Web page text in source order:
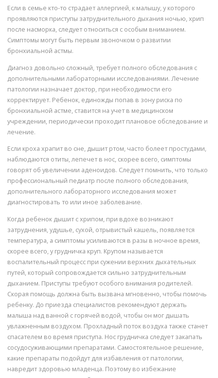
Если в семье кто-то страдает аллергией, к малышу, у которого
проявляются приступы затруднительного дыхания ночью, хрип
после насморка, следует относиться с особым вниманием.
Симптомы могут быть первым звоночком о развитии
бронхиальной астмы.
Диагноз довольно сложный, требует полного обследования с
дополнительными лабораторными исследованиями. Лечение
патологии назначает доктор, при необходимости его
корректирует. Ребенок, единожды попав в зону риска по
бронхиальной астме, ставится на учет в медицинском
учреждении, периодически проходит плановое обследование и
лечение.
Если кроха храпит во сне, дышит ртом, часто болеет простудами,
наблюдаются отиты, лепечет в нос, скорее всего, симптомы
говорят об увеличении аденоидов. Следует помнить, что только
профессиональный педиатр после полного обследования,
дополнительного лабораторного исследования может
диагностировать то или иное заболевание.
Когда ребенок дышит с хрипом, при вдохе возникают
затруднения, удушье, сухой, отрывистый кашель, появляется
температура, а симптомы усиливаются в разы в ночное время,
скорее всего, у грудничка круп. Крупом называется
воспалительный процесс при сужении верхних дыхательных
путей, который сопровождается сильно затруднительным
дыханием. Приступы требуют особого внимания родителей.
Скорая помощь должна быть вызвана мгновенно, чтобы помочь
ребенку. До приезда специалистов рекомендуют держать
малыша над ванной с горячей водой, чтобы он мог дышать
увлажненным воздухом. Прохладный поток воздуха также станет
спасателем во время приступа. Нос грудничка следует закапать
сосудосуживающими препаратами. Самостоятельное решение,
какие препараты подойдут для избавления от патологии,
навредит здоровью младенца. Поэтому во избежание